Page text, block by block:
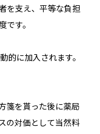
を支え、平等な負担
です。
的に加入されます。
箋を貰った後に薬局
の対価として当然料